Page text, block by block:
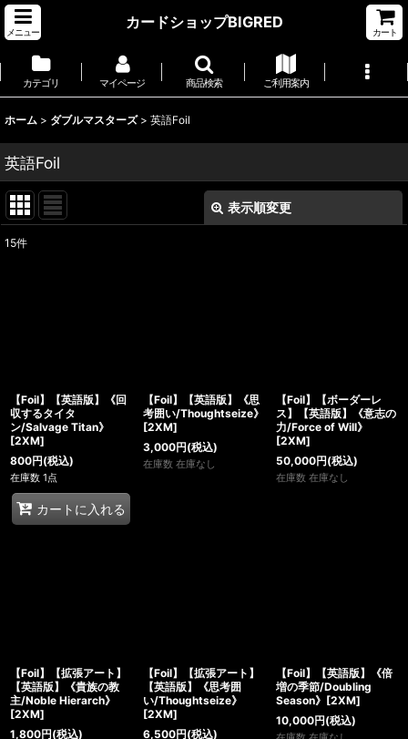
メニュー
カードショップBIGRED
カート
カテゴリ マイページ 商品検索 ご利用案内
ホーム > ダブルマスターズ > 英語Foil
英語Foil
表示順変更
15件
【Foil】【英語版】《回
収するタイタ
ン/Salvage Titan》
[2XM]
800円(税込)
在庫数 1点
カートに入れる
【Foil】【英語版】《思
考囲い/Thoughtseize》
[2XM]
3,000円(税込)
在庫数 在庫なし
【Foil】【ボーダーレ
ス】【英語版】《意志の
力/Force of Will》
[2XM]
50,000円(税込)
在庫数 在庫なし
【Foil】【拡張アート】
【英語版】《貴族の教
主/Noble Hierarch》
[2XM]
1,800円(税込)
【Foil】【拡張アート】
【英語版】《思考囲
い/Thoughtseize》
[2XM]
6,500円(税込)
【Foil】【英語版】《倍
増の季節/Doubling
Season》[2XM]
10,000円(税込)